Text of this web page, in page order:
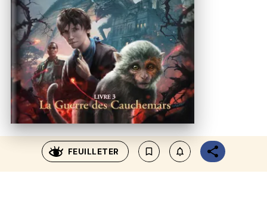
FEUILLETER bookmark_border